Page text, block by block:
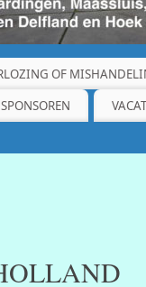
OF
SPONSOREN